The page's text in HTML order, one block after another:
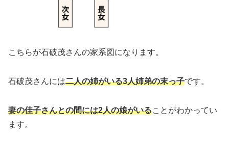
こちらが石破茂さんの家系図になります。
石破茂さんには二人の姉がいる3人姉弟の末っ子です。
妻の佳子さんとの間には2人の娘がいることがわかってい
ます。